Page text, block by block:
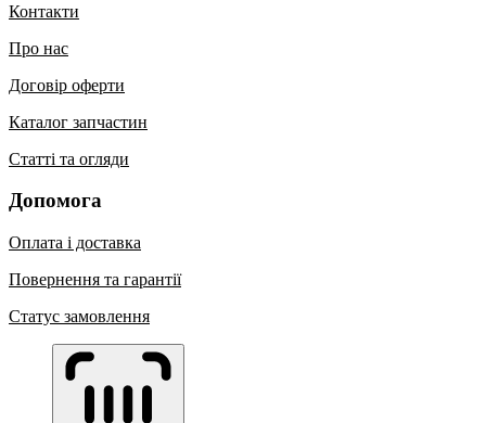
Контакти
Про нас
Договір оферти
Каталог запчастин
Статті та огляди
Допомога
Оплата і доставка
Повернення та гарантії
Статус замовлення